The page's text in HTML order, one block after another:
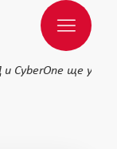
СyberOne ще